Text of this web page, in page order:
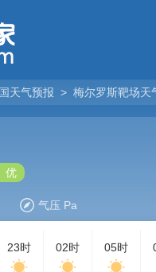
天气预报 > 梅尔罗斯靶场天
优
气压 Pa
23时 02时 05时